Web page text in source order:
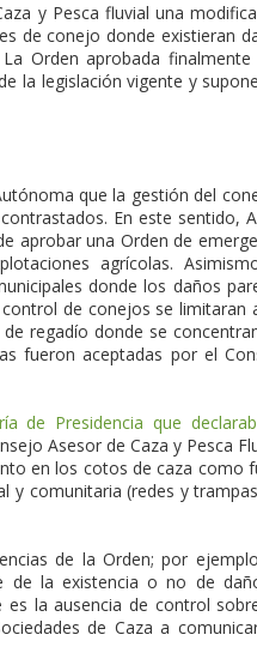
y Pesca fluvial una
de conejo donde existieran
Orden aprobada
la legislación vigente y
que la gestión del
En este sentido,
aprobar una Orden de
agrícolas.
donde los daños
de conejos se limitaran
regadío donde se
fueron aceptadas por el
de Presidencia que
Asesor de Caza y Pesca
en los cotos de caza como
y comunitaria (redes y
de la Orden; por
de la existencia o no de
es la ausencia de control
de Caza a